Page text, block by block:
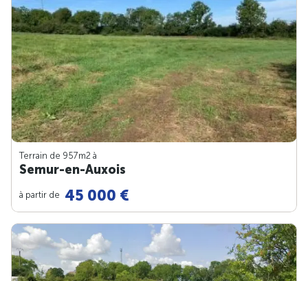
Terrain de 957m2 à
Semur-en-Auxois
à partir de 45 000 €